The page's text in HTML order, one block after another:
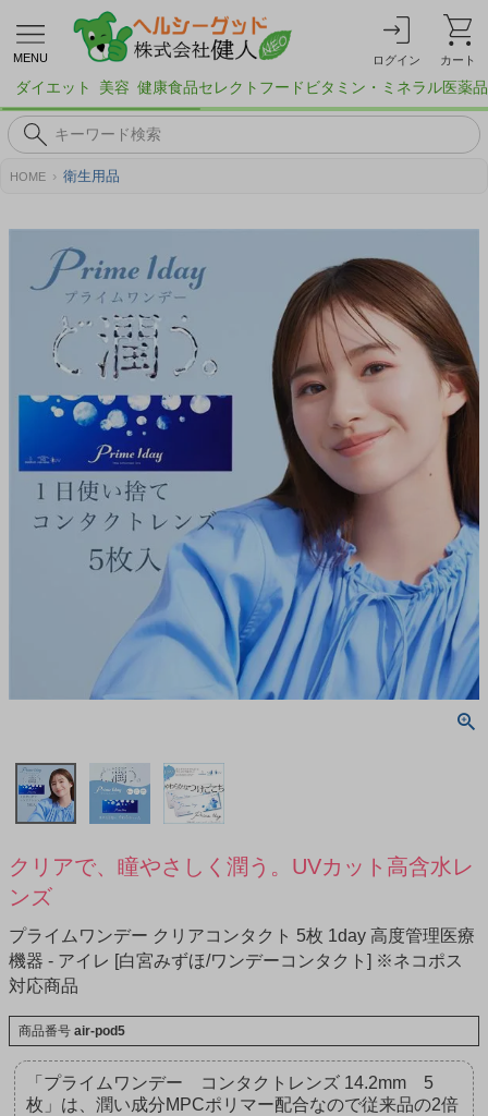
MENU ログイン カート
ダイエット 美容 健康食品セレクトフード ビタミン・ミネラル医薬品
HOME 衛生用品
クリアで、瞳やさしく潤う。UVカット高含水レ
ンズ
プライムワンデー クリアコンタクト 5枚 1day 高度管理医療
機器 - アイレ [白宮みずほ/ワンデーコンタクト] ※ネコポス
対応商品
商品番号 air-pod5
「プライムワンデー コンタクトレンズ 14.2mm 5
枚」は、潤い成分MPCポリマー配合なので従来品の2倍